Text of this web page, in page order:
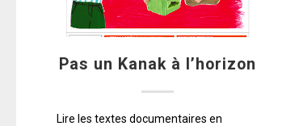
Pas un Kanak à l’horizon
Lire les textes documentaires en